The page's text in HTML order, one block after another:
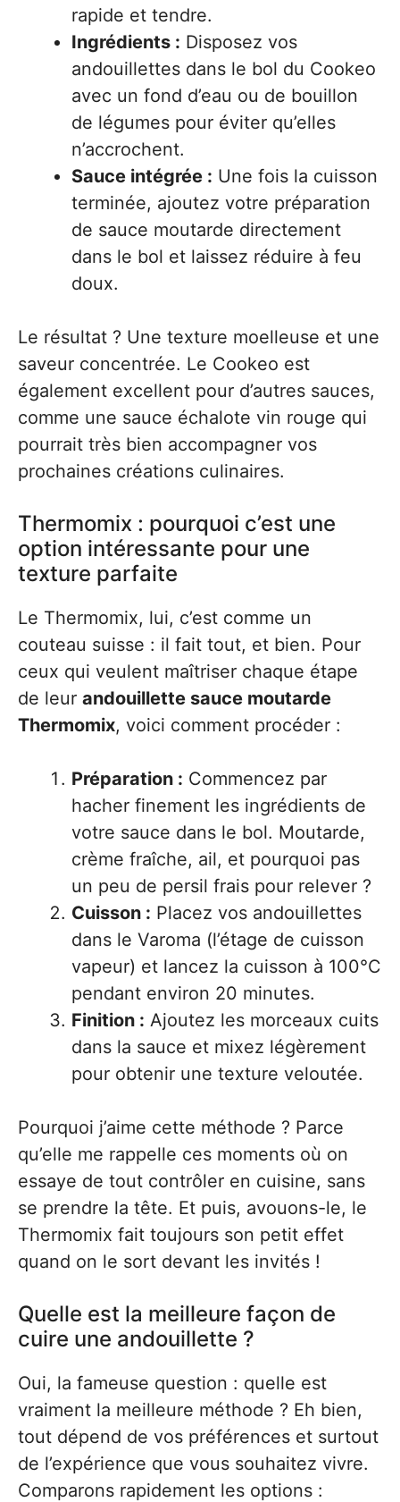
rapide et tendre.
Ingrédients : Disposez vos
andouillettes dans le bol du Cookeo
avec un fond d’eau ou de bouillon
de légumes pour éviter qu’elles
n’accrochent.
Sauce intégrée : Une fois la cuisson
terminée, ajoutez votre préparation
de sauce moutarde directement
dans le bol et laissez réduire à feu
doux.
Le résultat ? Une texture moelleuse et une
saveur concentrée. Le Cookeo est
également excellent pour d’autres sauces,
comme une sauce échalote vin rouge qui
pourrait très bien accompagner vos
prochaines créations culinaires.
Thermomix : pourquoi c’est une
option intéressante pour une
texture parfaite
Le Thermomix, lui, c’est comme un
couteau suisse : il fait tout, et bien. Pour
ceux qui veulent maîtriser chaque étape
de leur andouillette sauce moutarde
Thermomix, voici comment procéder :
Préparation : Commencez par
hacher finement les ingrédients de
votre sauce dans le bol. Moutarde,
crème fraîche, ail, et pourquoi pas
un peu de persil frais pour relever ?
Cuisson : Placez vos andouillettes
dans le Varoma (l’étage de cuisson
vapeur) et lancez la cuisson à 100°C
pendant environ 20 minutes.
Finition : Ajoutez les morceaux cuits
dans la sauce et mixez légèrement
pour obtenir une texture veloutée.
Pourquoi j’aime cette méthode ? Parce
qu’elle me rappelle ces moments où on
essaye de tout contrôler en cuisine, sans
se prendre la tête. Et puis, avouons-le, le
Thermomix fait toujours son petit effet
quand on le sort devant les invités !
Quelle est la meilleure façon de
cuire une andouillette ?
Oui, la fameuse question : quelle est
vraiment la meilleure méthode ? Eh bien,
tout dépend de vos préférences et surtout
de l’expérience que vous souhaitez vivre.
Comparons rapidement les options :